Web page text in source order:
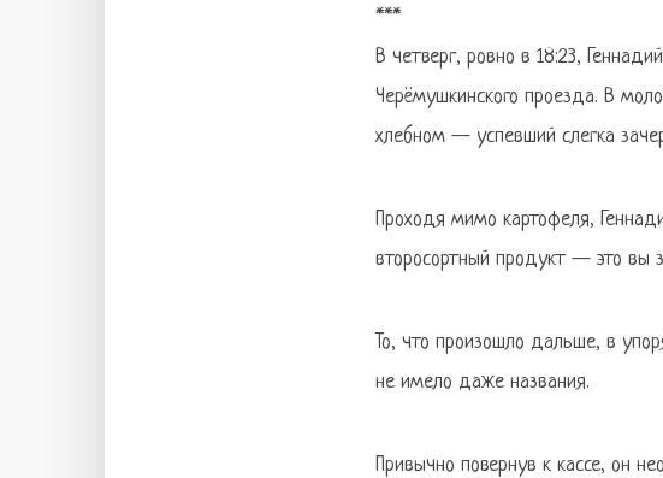
***
В четверг, ровно в 18:23,
Черёмушкинского проезда. В
хлебном — успевший слегка
Проходя мимо картофеля,
второсортный продукт — это вы
То, что произошло дальше, в
не имело даже названия.
Привычно повернув к кассе, он